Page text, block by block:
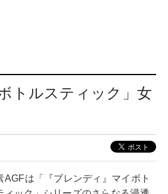
トルスティック」女
AGFは「『ブレンディ』マイボト